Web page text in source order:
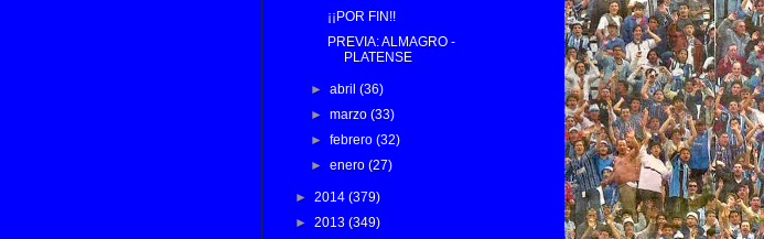
¡¡POR FIN!!
PREVIA: ALMAGRO -
PLATENSE
►abril(36)
►marzo(33)
►febrero(32)
►enero(27)
► 2014 (379)
► 2013 (349)